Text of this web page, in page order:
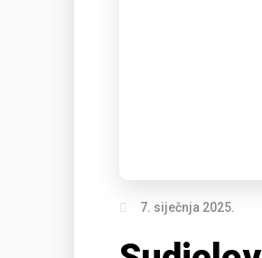
7. siječnja 2025.